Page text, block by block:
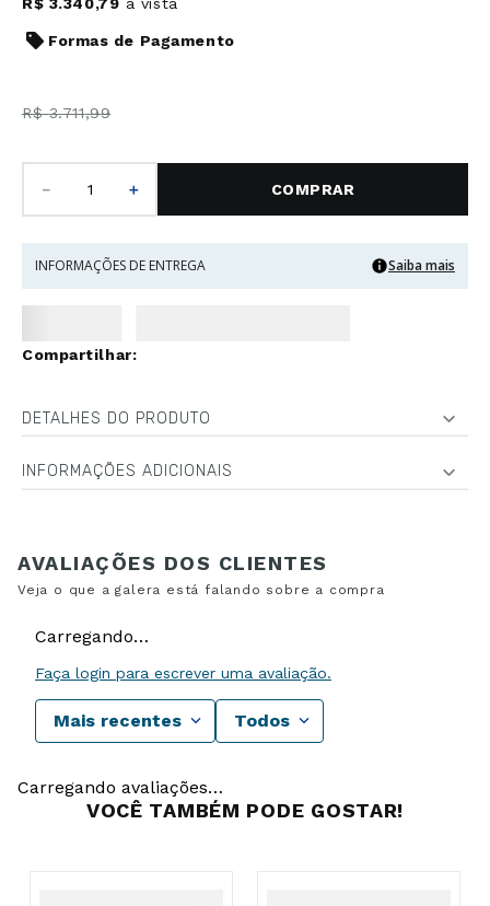
Formas de Pagamento
R$ 3.711,99
＋
－ COMPRAR
INFORMAÇÕES DE ENTREGA Saiba mais
DETALHES DO PRODUTO
INFORMAÇÕES ADICIONAIS
Carregando…
Faça login para escrever uma avaliação.
Mais recentes Todos
Carregando avaliações…
VOCÊ TAMBÉM PODE GOSTAR!